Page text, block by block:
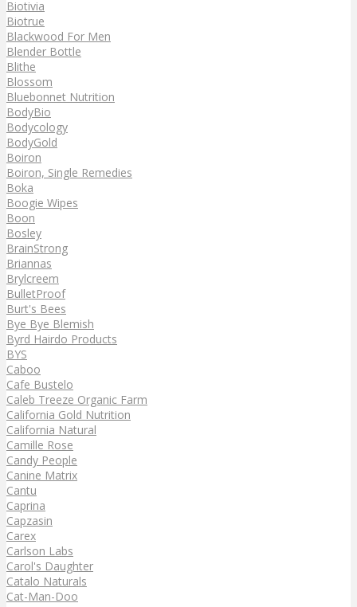
Biotivia
Biotrue
Blackwood For Men
Blender Bottle
Blithe
Blossom
Bluebonnet Nutrition
BodyBio
Bodycology
BodyGold
Boiron
Boiron, Single Remedies
Boka
Boogie Wipes
Boon
Bosley
BrainStrong
Briannas
Brylcreem
BulletProof
Burt's Bees
Bye Bye Blemish
Byrd Hairdo Products
BYS
Caboo
Cafe Bustelo
Caleb Treeze Organic Farm
California Gold Nutrition
California Natural
Camille Rose
Candy People
Canine Matrix
Cantu
Caprina
Capzasin
Carex
Carlson Labs
Carol's Daughter
Catalo Naturals
Cat-Man-Doo